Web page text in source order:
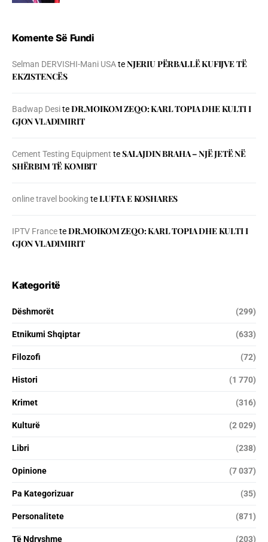
Komente Së Fundi
Selman DERVISHI-Mani USAteNJERIU PЁRBALLЁ KUFIJVE TЁ
EKZISTENCЁS
Badwap DesiteDR.MOIKOM ZEQO: KARL TOPIA DHE KULTI I
GJON VLADIMIRIT
Cement Testing Equipment teSALAJDIN BRAHA – NJЁ JETЁ NЁ
SHЁRBIM TЁ KOMBIT
online travel booking teLUFTA E KOSHARES
IPTV FranceteDR.MOIKOM ZEQO: KARL TOPIA DHE KULTI I
GJON VLADIMIRIT
Kategoritë
Dëshmorët (299)
Etnikumi Shqiptar (633)
Filozofi (72)
Histori (1 770)
Krimet (316)
Kulturë (2 029)
Libri (238)
Opinione (7 037)
Pa Kategorizuar (35)
Personalitete (871)
Të Ndryshme (203)